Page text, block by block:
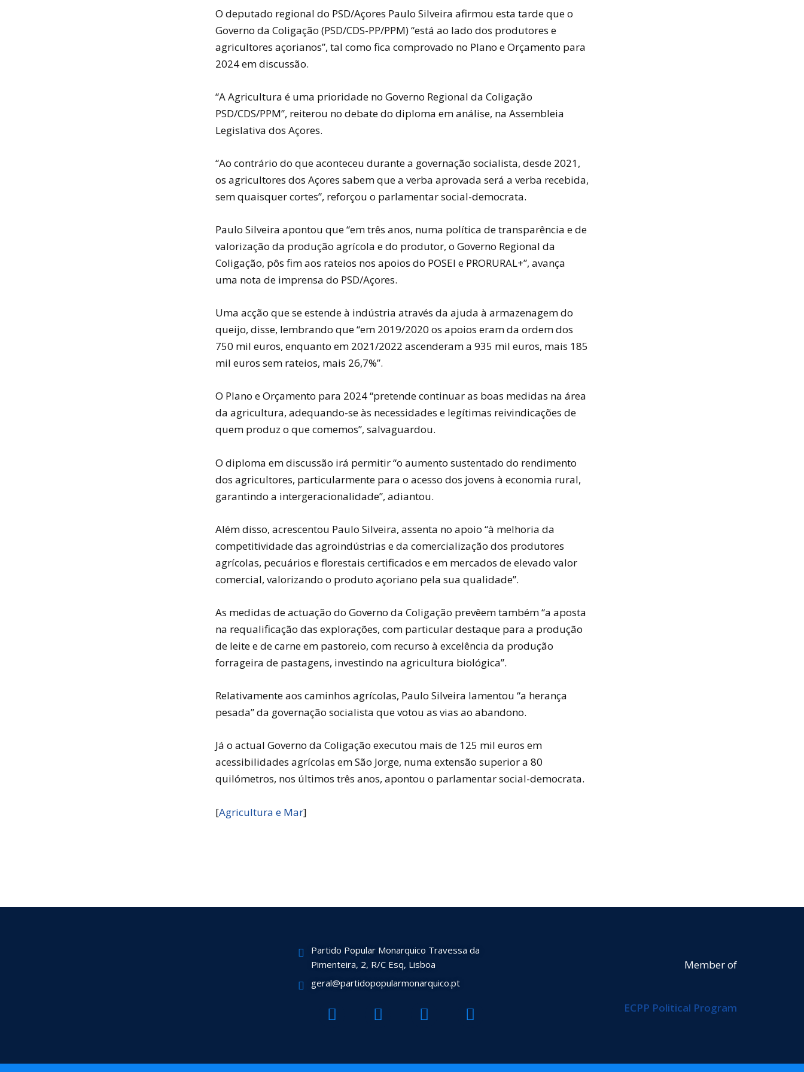
O deputado regional do PSD/Açores Paulo Silveira afirmou esta tarde que o
Governo da Coligação (PSD/CDS-PP/PPM) “está ao lado dos produtores e
agricultores açorianos”, tal como fica comprovado no Plano e Orçamento para
2024 em discussão.
“A Agricultura é uma prioridade no Governo Regional da Coligação
PSD/CDS/PPM”, reiterou no debate do diploma em análise, na Assembleia
Legislativa dos Açores.
“Ao contrário do que aconteceu durante a governação socialista, desde 2021,
os agricultores dos Açores sabem que a verba aprovada será a verba recebida,
sem quaisquer cortes”, reforçou o parlamentar social-democrata.
Paulo Silveira apontou que “em três anos, numa política de transparência e de
valorização da produção agrícola e do produtor, o Governo Regional da
Coligação, pôs fim aos rateios nos apoios do POSEI e PRORURAL+”, avança
uma nota de imprensa do PSD/Açores.
Uma acção que se estende à indústria através da ajuda à armazenagem do
queijo, disse, lembrando que “em 2019/2020 os apoios eram da ordem dos
750 mil euros, enquanto em 2021/2022 ascenderam a 935 mil euros, mais 185
mil euros sem rateios, mais 26,7%”.
O Plano e Orçamento para 2024 “pretende continuar as boas medidas na área
da agricultura, adequando-se às necessidades e legítimas reivindicações de
quem produz o que comemos”, salvaguardou.
O diploma em discussão irá permitir “o aumento sustentado do rendimento
dos agricultores, particularmente para o acesso dos jovens à economia rural,
garantindo a intergeracionalidade”, adiantou.
Além disso, acrescentou Paulo Silveira, assenta no apoio “à melhoria da
competitividade das agroindústrias e da comercialização dos produtores
agrícolas, pecuários e florestais certificados e em mercados de elevado valor
comercial, valorizando o produto açoriano pela sua qualidade”.
As medidas de actuação do Governo da Coligação prevêem também “a aposta
na requalificação das explorações, com particular destaque para a produção
de leite e de carne em pastoreio, com recurso à excelência da produção
forrageira de pastagens, investindo na agricultura biológica”.
Relativamente aos caminhos agrícolas, Paulo Silveira lamentou “a herança
pesada” da governação socialista que votou as vias ao abandono.
Já o actual Governo da Coligação executou mais de 125 mil euros em
acessibilidades agrícolas em São Jorge, numa extensão superior a 80
quilómetros, nos últimos três anos, apontou o parlamentar social-democrata.
[Agricultura e Mar]
Partido Popular Monarquico Travessa da
Pimenteira, 2, R/C Esq, Lisboa
geral@partidopopularmonarquico.pt
F
a
e
T
w
t
Y
o
t
I
n
t
Member of
ECPP Political Program